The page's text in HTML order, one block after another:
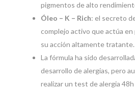
pigmentos de alto
Óleo – K – Rich: el secreto
complejo activo que actúa
su acción altamente tratante.
La fórmula ha sido
desarrollo de alergias, pero
realizar un test de alergia